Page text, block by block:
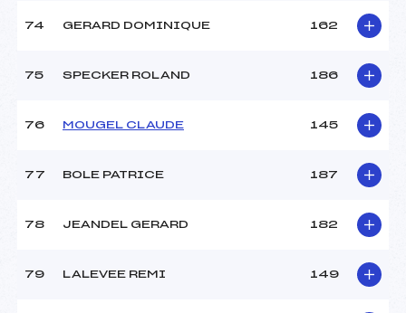
74 GERARD DOMINIQUE 162
75 SPECKER ROLAND 186
76 MOUGEL CLAUDE 145
77 BOLE PATRICE 187
78 JEANDEL GERARD 182
79 LALEVEE REMI 149